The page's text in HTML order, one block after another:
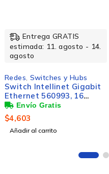
Entrega GRATIS
estimada: 11. agosto - 14.
agosto
Redes Switches y Hubs
Switch Intellinet Gigabit
Ethernet 560993, 16
Puertos
10/100/1000Mbps, 32
Gbit/s, 8192 Entradas -
No Administrable
$4,603
Añadir al carrito